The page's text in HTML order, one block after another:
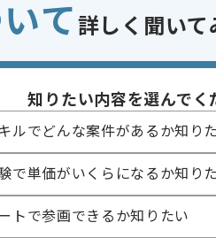
React , Next.js
長期プロジェクト , 従業員1000名以上
て 詳しく聞いて
知りたい内容を選んでく
ルでどんな案件があるか知り
で単価がいくらになるか知り
トで参画できるか知りたい